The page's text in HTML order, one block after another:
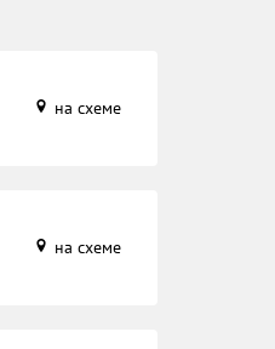
на схеме
на схеме